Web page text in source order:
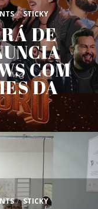
/ STICKY
DE
COM
DA
/ STICKY